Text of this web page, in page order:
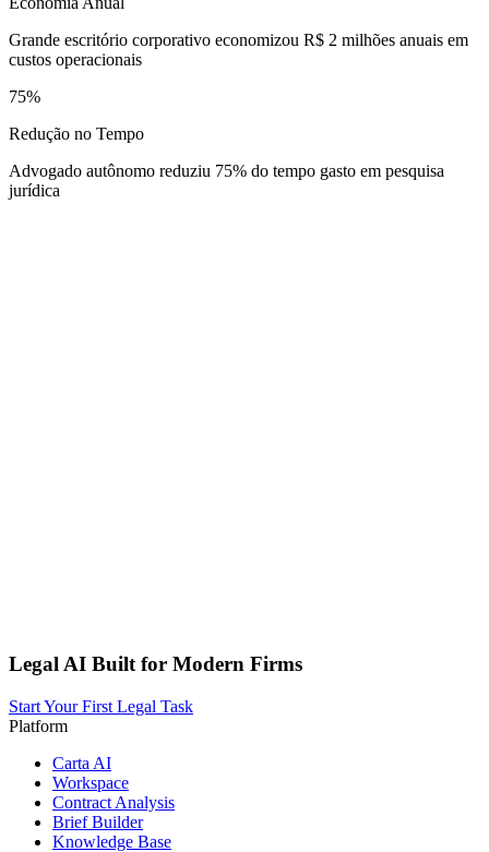
Grande escritório corporativo economizou R$ 2 milhões anuais em
custos operacionais
75%
Redução no Tempo
Advogado autônomo reduziu 75% do tempo gasto em pesquisa
jurídica
Legal AI Built for Modern Firms
Start Your First Legal Task
Platform
Carta AI
Workspace
Contract Analysis
Brief Builder
Knowledge Base